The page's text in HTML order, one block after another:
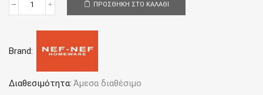
Σεντόνι
με
120Χ200+30
Nef
Homeware
ΠΡΟΣΘΉΚΗ ΣΤΟ ΚΑΛΆΘΙ
Brand:
Διαθεσιμότητα: Άμεσα διαθέσιμο